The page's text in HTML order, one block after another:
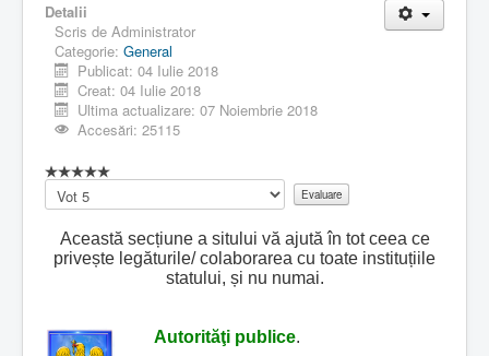
Detalii
Scris de Administrator
Categorie: General
Publicat: 04 Iulie 2018
Creat: 04 Iulie 2018
Ultima actualizare: 07 Noiembrie 2018
Accesări: 25115
Vă
rugăm
evaluați
Această secțiune a sitului vă ajută în tot ceea ce
privește legăturile/ colaborarea cu toate instituțiile
statului, și nu numai.
Autorităţi publice.